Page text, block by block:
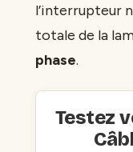
l’interrupteur
totale de la
phase.
Testez